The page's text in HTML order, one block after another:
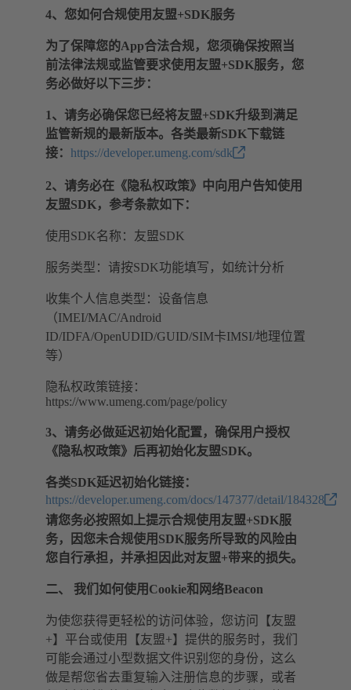
4、您如何合规使用友盟+SDK服务
为了保障您的App合法合规，您须确保按照当
前法律法规或监管要求使用友盟+SDK服务，您
务必做好以下三步：
1、请务必确保您已经将友盟+SDK升级到满足
监管新规的最新版本。各类最新SDK下载链
接： https://developer.umeng.com/sdk
2、请务必在《隐私权政策》中向用户告知使用
友盟SDK，参考条款如下：
使用SDK名称：友盟SDK
服务类型：请按SDK功能填写，如统计分析
收集个人信息类型：设备信息
（IMEI/MAC/Android
ID/IDFA/OpenUDID/GUID/SIM卡IMSI/地理位置
等）
隐私权政策链接：
https://www.umeng.com/page/policy
3、请务必做延迟初始化配置，确保用户授权
《隐私权政策》后再初始化友盟SDK。
各类SDK延迟初始化链接：
https://developer.umeng.com/docs/147377/detail/184328
请您务必按照如上提示合规使用友盟+SDK服
务，因您未合规使用SDK服务所导致的风险由
您自行承担，并承担因此对友盟+带来的损失。
二、 我们如何使用Cookie和网络Beacon
为使您获得更轻松的访问体验，您访问【友盟
+】平台或使用【友盟+】提供的服务时，我们
可能会通过小型数据文件识别您的身份，这么
做是帮您省去重复输入注册信息的步骤，或者